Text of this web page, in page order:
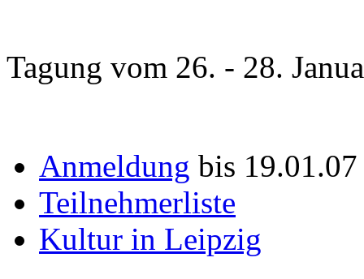
Tagung vom 26. - 28.
Anmeldung bis
Teilnehmerliste
Kultur in Leipzig